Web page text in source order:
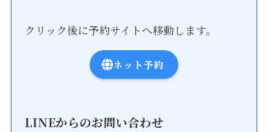
クリック後に予約サイトへ移動します。
ネット予約
LINEからのお問い合わせ